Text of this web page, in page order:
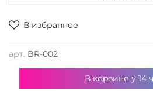
В избранное
арт. BR-002
В корзине у 14